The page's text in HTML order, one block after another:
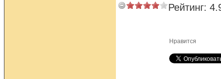
Рейтинг:
Нравится